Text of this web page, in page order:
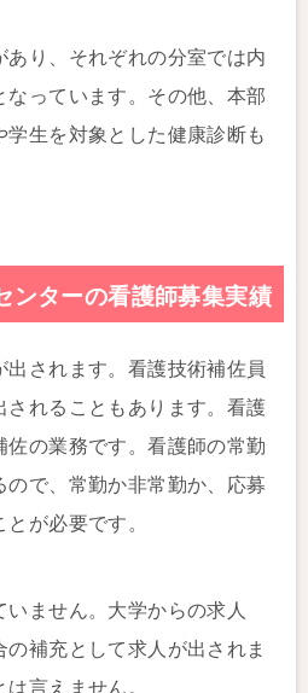
り、それぞれの分室では内
っています。その他、本部
生を対象とした健康診断も
ンターの看護師募集実績
されます。看護技術補佐員
されることもあります。看護
の業務です。看護師の常勤
で、常勤か非常勤か、応募
が必要です。
ません。大学からの求人
補充として求人が出されま
言えません。